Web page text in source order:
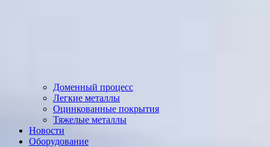
Доменный процесс
Легкие металлы
Оцинкованные покрытия
Тяжелые металлы
Новости
Оборудование